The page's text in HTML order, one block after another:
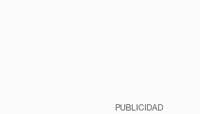
PUBLICIDAD